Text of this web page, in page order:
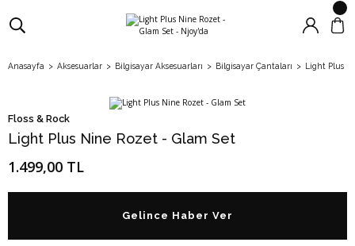
Anasayfa Aksesuarlar Bilgisayar Aksesuarları Bilgisayar Çantaları Light Plus
Floss & Rock
Light Plus Nine Rozet - Glam Set
1.499,00 TL
Gelince Haber Ver